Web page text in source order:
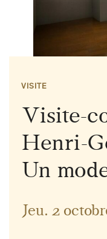
Visite-
Henri-
Un
VISITE
Jeu. 2